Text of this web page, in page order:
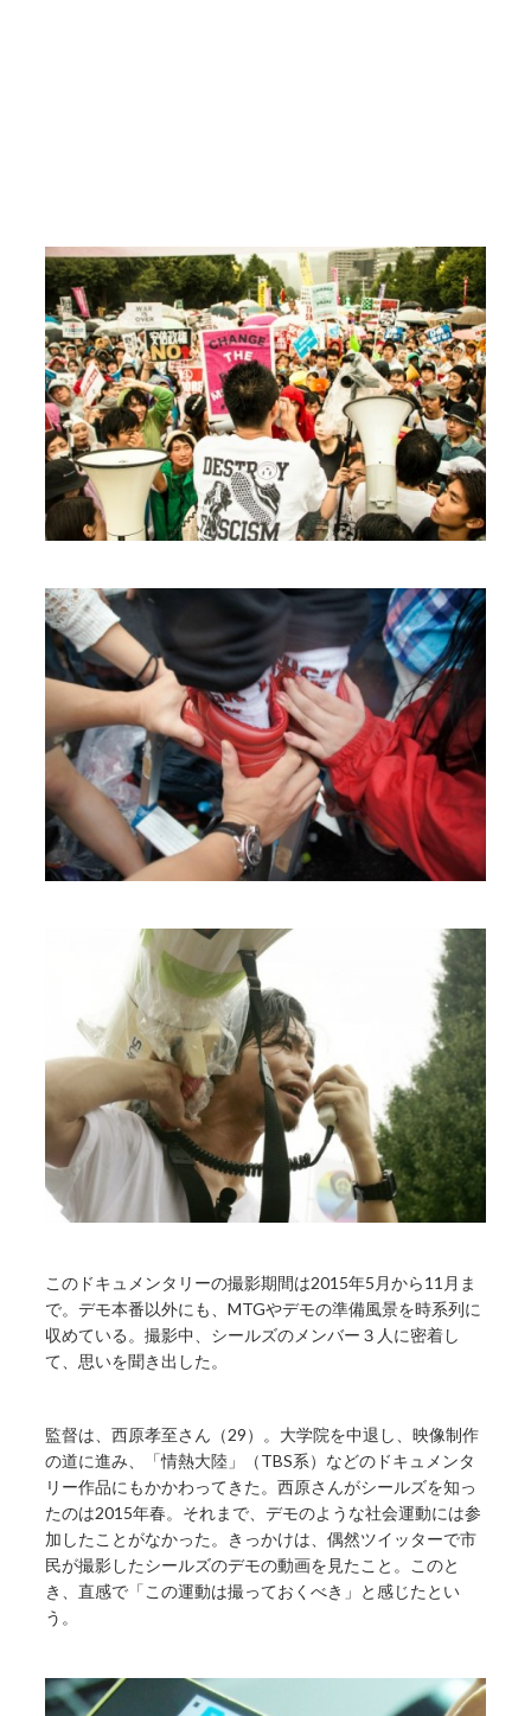
このドキュメンタリーの撮影期間は2015年5月から11月ま
で。デモ本番以外にも、MTGやデモの準備風景を時系列に
収めている。撮影中、シールズのメンバー３人に密着し
て、思いを聞き出した。
監督は、西原孝至さん（29）。大学院を中退し、映像制作
の道に進み、「情熱大陸」（TBS系）などのドキュメンタ
リー作品にもかかわってきた。西原さんがシールズを知っ
たのは2015年春。それまで、デモのような社会運動には参
加したことがなかった。きっかけは、偶然ツイッターで市
民が撮影したシールズのデモの動画を見たこと。このと
き、直感で「この運動は撮っておくべき」と感じたとい
う。